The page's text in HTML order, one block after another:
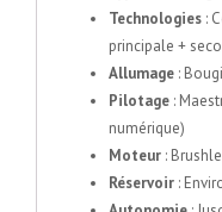
Technologies :
principale +
Allumage :
Pilotage :
numérique)
Moteur :
Réservoir :